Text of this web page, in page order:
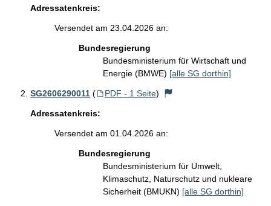
Adressatenkreis:
Versendet am 23.04.2026 an:
Bundesregierung
Bundesministerium für Wirtschaft und
Energie (BMWE) [alle SG dorthin]
SG2606290011 ( PDF - 1 Seite)
Adressatenkreis:
Versendet am 01.04.2026 an:
Bundesregierung
Bundesministerium für Umwelt,
Klimaschutz, Naturschutz und nukleare
Sicherheit (BMUKN) [alle SG dorthin]